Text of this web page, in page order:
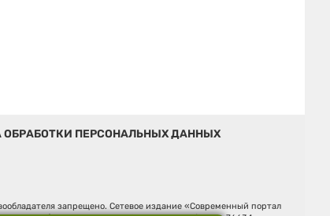
ОБРАБОТКИ ПЕРСОНАЛЬНЫХ ДАННЫХ
запрещено. Сетевое издание «Современный портал